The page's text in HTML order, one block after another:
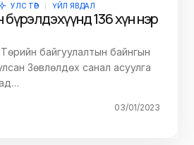
УЛС ТӨР ҮЙЛ ЯВДАЛ
бүрэлдэхүүнд 136 хүн нэр
байгуулалтын байнгын
Зөвлөлдөх санал асуулга
03/01/2023